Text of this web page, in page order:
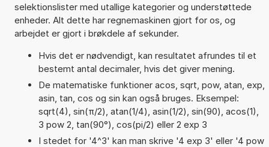
selektionslister med utallige kategorier og understøttede
enheder. Alt dette har regnemaskinen gjort for os, og
arbejdet er gjort i brøkdele af sekunder.
Hvis det er nødvendigt, kan resultatet afrundes til et
bestemt antal decimaler, hvis det giver mening.
De matematiske funktioner acos, sqrt, pow, atan, exp,
asin, tan, cos og sin kan også bruges. Eksempel:
sqrt(4), sin(π/2), atan(1/4), asin(1/2), sin(90), acos(1),
3 pow 2, tan(90°), cos(pi/2) eller 2 exp 3
I stedet for '4^3' kan man skrive '4 exp 3' eller '4 pow